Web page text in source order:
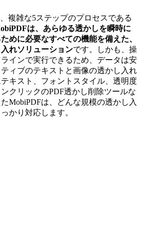
複雑な5ステップのプロセスである
は、あらゆる透かしを瞬時に
めに必要なすべての機能を備えた、
れソリューションです。しかも、操
インで実行できるため、データは安
ィブのテキストと画像の透かし入れ
キスト、フォントスタイル、透明度
クリックのPDF透かし削除ツールな
MobiPDFは、どんな規模の透かし入
かり対応します。